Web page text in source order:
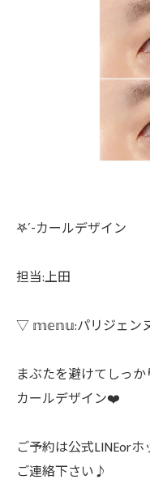
𖤐´-カールデザイン
担当:上田
▽ 𝕞𝕖𝕟𝕦:パリジェン
まぶたを避けてしっ
カールデザイン❤️
ご予約は公式LINEor
ご連絡下さい♪